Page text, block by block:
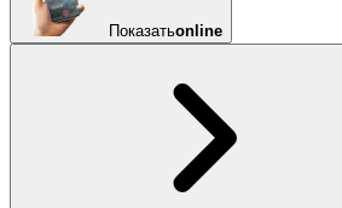
Показатьonline